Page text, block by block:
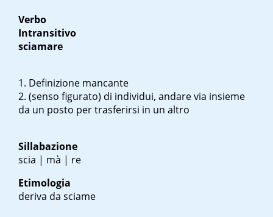
Verbo
Intransitivo
sciamare
Definizione mancante
(senso figurato) di individui, andare via insieme
da un posto per trasferirsi in un altro
Sillabazione
scia | mà | re
Etimologia
deriva da sciame